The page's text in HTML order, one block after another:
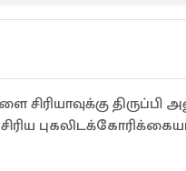
சிரியாவுக்கு